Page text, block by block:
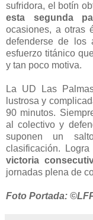
sufridora, el botín
esta segunda
ocasiones, a otras
defenderse de los
esfuerzo titánico
y tan poco motiva.
La UD Las
lustrosa y
90 minutos.
al colectivo y
suponen un
clasificación.
victoria
jornadas plena de
Foto Portada: